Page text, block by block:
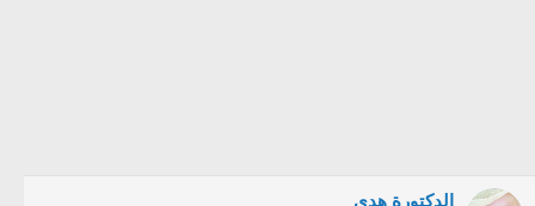
الدكتورة هدى